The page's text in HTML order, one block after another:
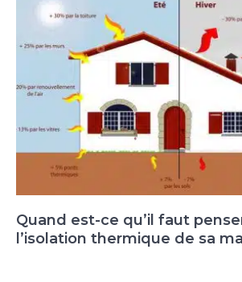
Quand est-ce qu’il faut
l’isolation thermique de sa